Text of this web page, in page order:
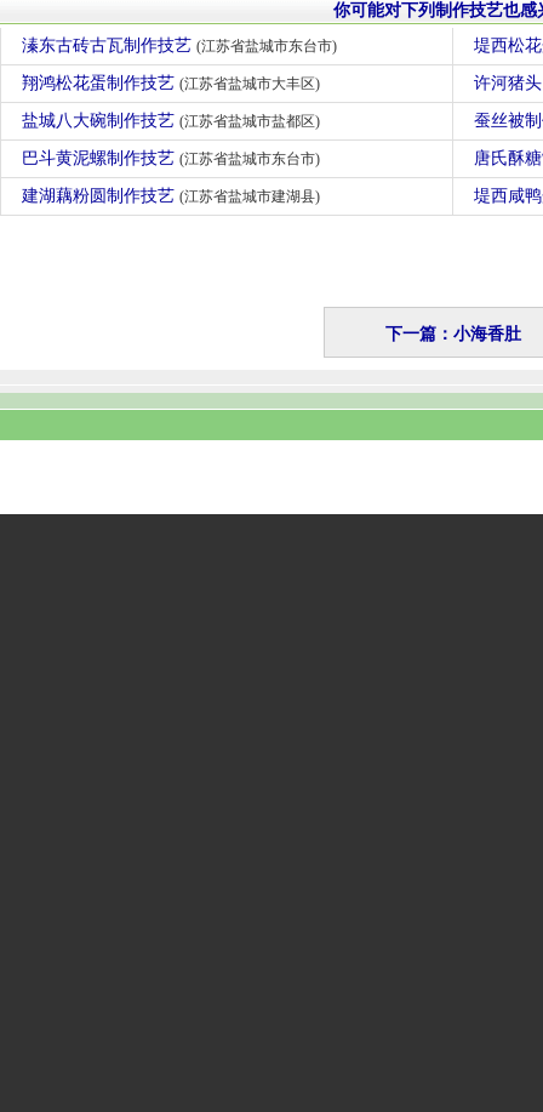
你可能对下列制作技艺也感
溱东古砖古瓦制作技艺 (江苏省盐城市东台市) 堤西松
翔鸿松花蛋制作技艺 (江苏省盐城市大丰区) 许河猪
盐城八大碗制作技艺 (江苏省盐城市盐都区) 蚕丝被
巴斗黄泥螺制作技艺 (江苏省盐城市东台市) 唐氏酥
建湖藕粉圆制作技艺 (江苏省盐城市建湖县) 堤西咸
下一篇：小海香肚